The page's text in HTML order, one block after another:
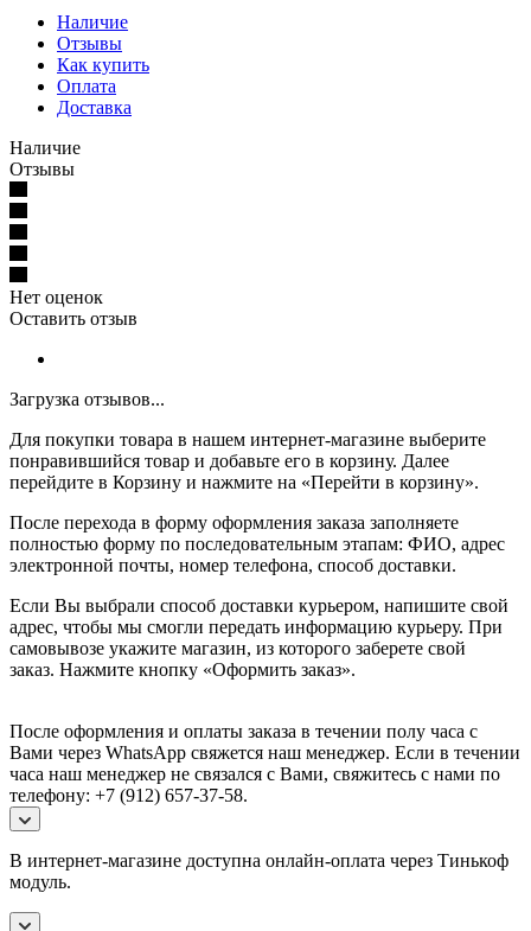
Наличие
Отзывы
Как купить
Оплата
Доставка
Наличие
Отзывы
Нет оценок
Оставить отзыв
Загрузка отзывов...
Для покупки товара в нашем интернет-магазине выберите
понравившийся товар и добавьте его в корзину. Далее
перейдите в Корзину и нажмите на «Перейти в корзину».
После перехода в форму оформления заказа заполняете
полностью форму по последовательным этапам: ФИО, адрес
электронной почты, номер телефона, способ доставки.
Если Вы выбрали способ доставки курьером, напишите свой
адрес, чтобы мы смогли передать информацию курьеру. При
самовывозе укажите магазин, из которого заберете свой
заказ. Нажмите кнопку «Оформить заказ».
После оформления и оплаты заказа в течении полу часа с
Вами через WhatsApp свяжется наш менеджер. Если в течении
часа наш менеджер не связался с Вами, свяжитесь с нами по
телефону: +7 (912) 657-37-58.
В интернет-магазине доступна онлайн-оплата через Тинькоф
модуль.